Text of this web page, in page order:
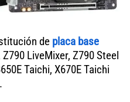
de placa base
LiveMixer, Z790 Steel
Taichi, X670E Taichi